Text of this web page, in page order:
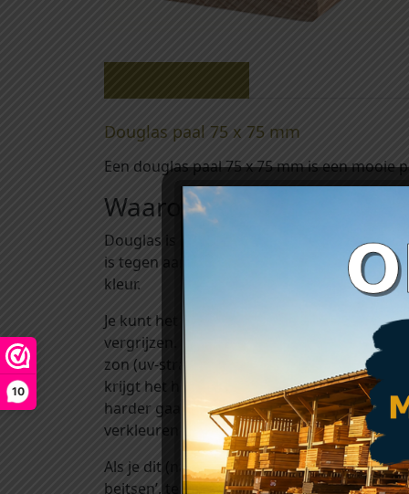
10
Douglas paal 75 x 75 mm
Een douglas paal 75 x 75 mm is een
Waarom kiezen voor
Douglas is een van de hardste Europese
is tegen aantastingen van bijvoorbeeld
kleur.
Je kunt het onbehandeld verwerken. Als je
vergrijzen. Hoe dit gebeurt? Regen zorgt
zon (uv-straling) zorgt ervoor dat de
krijgt het hout langzaam een grijze kleur.
harder gaan dan bij de beschuttere
verkleuren vaak nauwelijks.
Als je dit (natuurlijke) proces van
beitsen’, te vinden onder het kopje